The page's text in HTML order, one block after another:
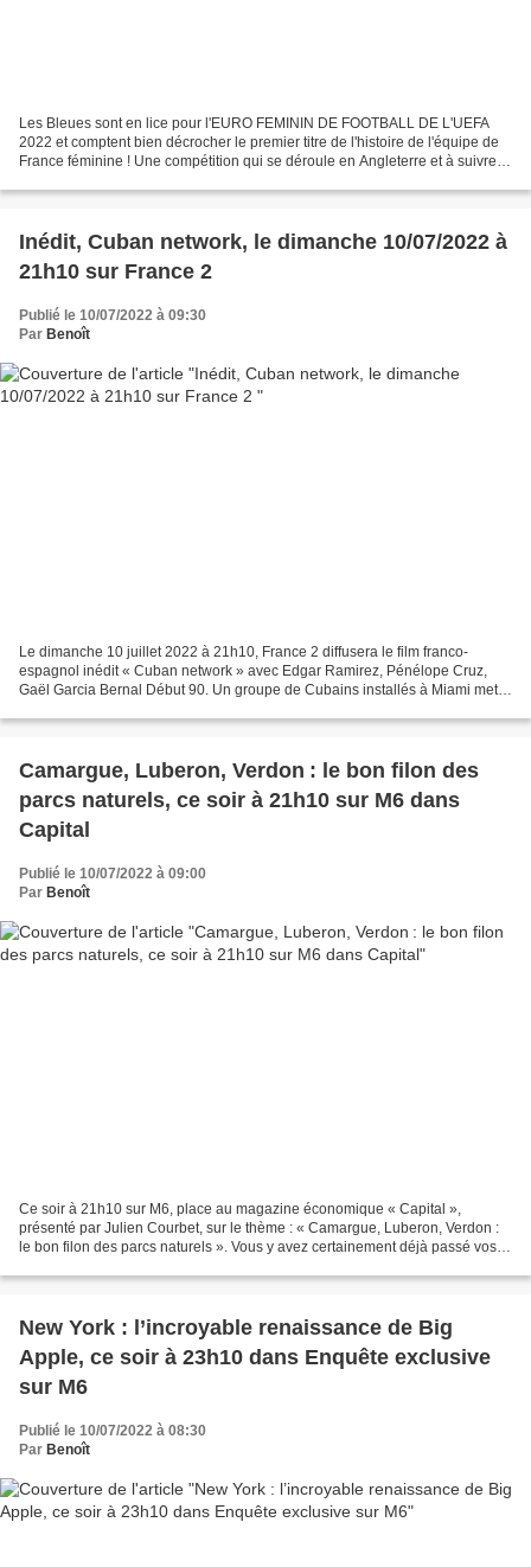
Les Bleues sont en lice pour l'EURO FEMININ DE FOOTBALL DE L'UEFA
2022 et comptent bien décrocher le premier titre de l'histoire de l'équipe de
France féminine ! Une compétition qui se déroule en Angleterre et à suivre
Inédit, Cuban network, le dimanche 10/07/2022 à
21h10 sur France 2
Publié le 10/07/2022 à 09:30
Par Benoît
Le dimanche 10 juillet 2022 à 21h10, France 2 diffusera le film franco-
espagnol inédit « Cuban network » avec Edgar Ramirez, Pénélope Cruz,
Gaël Garcia Bernal Début 90. Un groupe de Cubains installés à Miami met
Camargue, Luberon, Verdon : le bon filon des
parcs naturels, ce soir à 21h10 sur M6 dans
Capital
Publié le 10/07/2022 à 09:00
Par Benoît
Ce soir à 21h10 sur M6, place au magazine économique « Capital »,
présenté par Julien Courbet, sur le thème : « Camargue, Luberon, Verdon :
le bon filon des parcs naturels ». Vous y avez certainement déjà passé vos
New York : l’incroyable renaissance de Big
Apple, ce soir à 23h10 dans Enquête exclusive
sur M6
Publié le 10/07/2022 à 08:30
Par Benoît